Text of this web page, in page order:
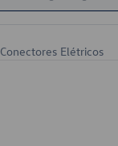
Conectores Elétricos